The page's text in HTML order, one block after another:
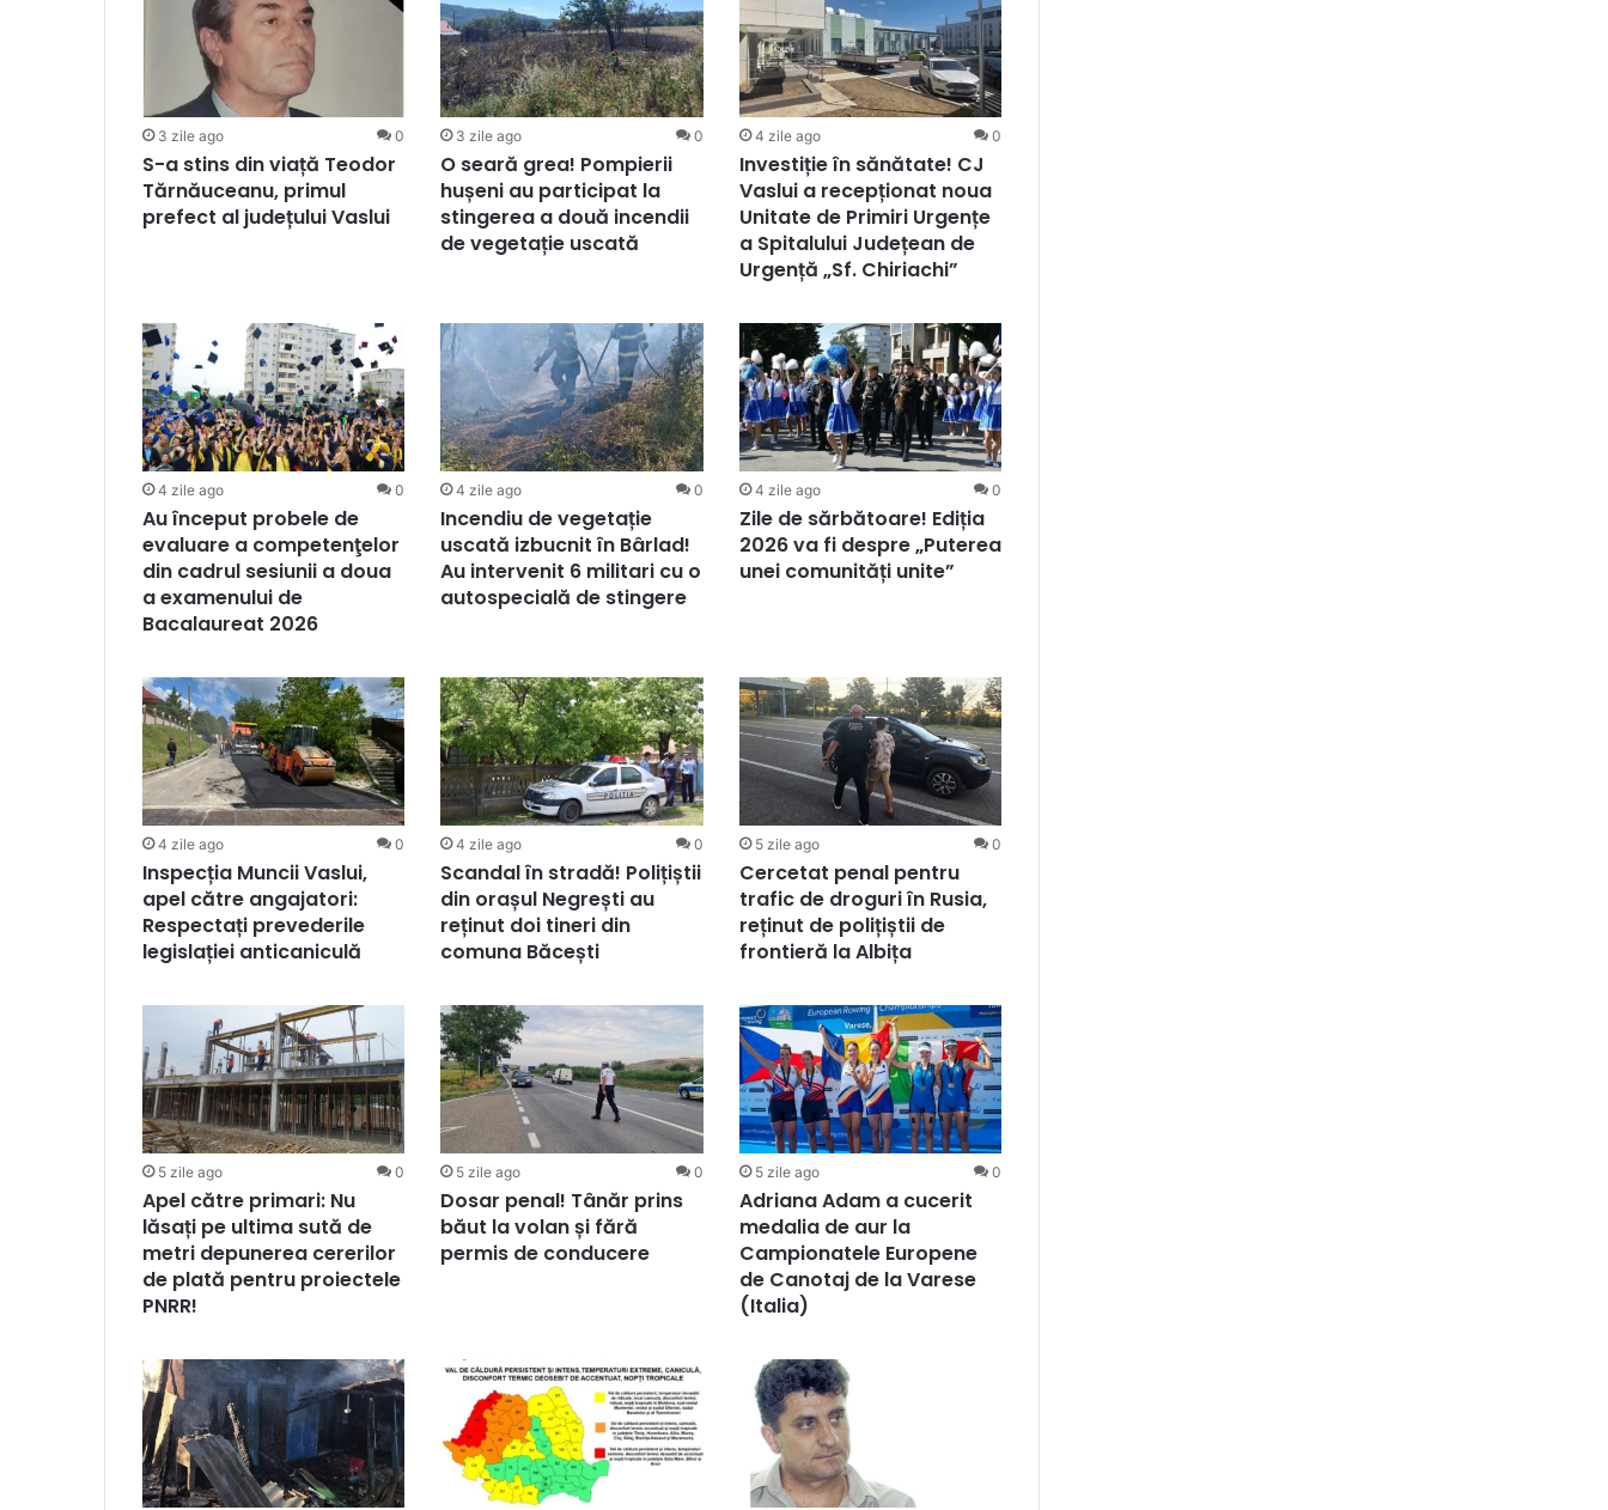
3 zile ago 0
S-a stins din viață Teodor
Tărnăuceanu, primul
prefect al județului Vaslui
3 zile ago 0
O seară grea! Pompierii
hușeni au participat la
stingerea a două incendii
de vegetație uscată
4 zile ago 0
Investiție în sănătate! CJ
Vaslui a recepționat noua
Unitate de Primiri Urgențe
a Spitalului Județean de
Urgență „Sf. Chiriachi”
4 zile ago 0
Au început probele de
evaluare a competenţelor
din cadrul sesiunii a doua
a examenului de
Bacalaureat 2026
4 zile ago 0
Incendiu de vegetație
uscată izbucnit în Bârlad!
Au intervenit 6 militari cu o
autospecială de stingere
4 zile ago 0
Zile de sărbătoare! Ediția
2026 va fi despre „Puterea
unei comunități unite”
4 zile ago 0
Inspecția Muncii Vaslui,
apel către angajatori:
Respectați prevederile
legislației anticaniculă
4 zile ago 0
Scandal în stradă! Polițiștii
din orașul Negrești au
reținut doi tineri din
comuna Băcești
5 zile ago 0
Cercetat penal pentru
trafic de droguri în Rusia,
reținut de polițiștii de
frontieră la Albița
5 zile ago 0
Apel către primari: Nu
lăsați pe ultima sută de
metri depunerea cererilor
de plată pentru proiectele
PNRR!
5 zile ago 0
Dosar penal! Tânăr prins
băut la volan și fără
permis de conducere
5 zile ago 0
Adriana Adam a cucerit
medalia de aur la
Campionatele Europene
de Canotaj de la Varese
(Italia)